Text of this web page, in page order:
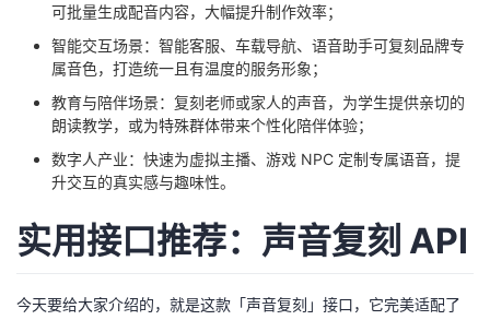
动
关
注
者
学
Programs
支
持
可批量生成配音内容，大幅提升制作效率；
智能交互场景：智能客服、车载导航、语音助手可复刻品牌专
属音色，打造统一且有温度的服务形象；
教育与陪伴场景：复刻老师或家人的声音，为学生提供亲切的
朗读教学，或为特殊群体带来个性化陪伴体验；
数字人产业：快速为虚拟主播、游戏 NPC 定制专属语音，提
升交互的真实感与趣味性。
实用接口推荐：声音复刻 API
今天要给大家介绍的，就是这款「声音复刻」接口，它完美适配了